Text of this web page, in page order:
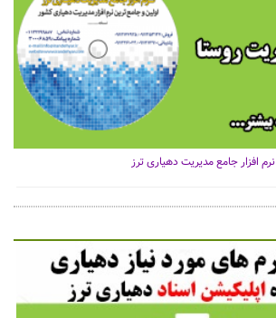
نرم افزار جامع مدیریت دهیاری ترز